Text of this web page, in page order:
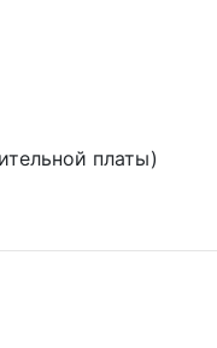
платы)